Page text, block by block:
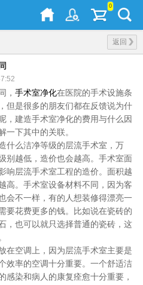
0
返回
， 手术室净化在医院的手术设施条
但是很多的朋友们都在反馈说为什
，建造手术室净化的费用与什么因
一下其中的关联。
什么洁净等级的层流手术室，万
别越低，造价也会越高。手术室面
响层流手术室工程的造价。面积越
高。手术室设备材料不同，因为客
会不一样，有的人想装修得漂亮一
要花费更多的钱。比如说在瓷砖的
，也可以就只选择普通的瓷砖，这
在空调上，因为层流手术室主要是
效率的空调十分重要。一个舒适洁
感染和病人的康复痊愈十分重要，